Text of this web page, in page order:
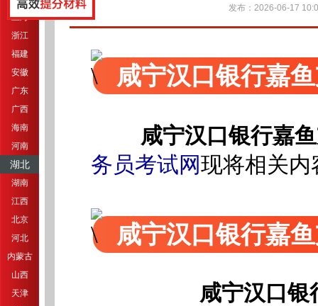
上海
浙江
福建
安徽
广东
广西
海南
河南
湖北
湖南
江西
北京
河北
内蒙古
山西
天津
发布：2026-06-17
咸宁汉口银行嘉
咸宁汉口银行嘉
务员考试网现将相关
咸宁汉口银行嘉
咸宁汉口银